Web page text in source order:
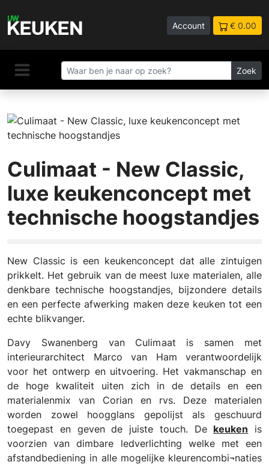
Account € 0.00
Zoek
Culimaat - New Classic,
luxe keukenconcept met
technische hoogstandjes
New Classic is een keukenconcept dat alle zintuigen
prikkelt. Het gebruik van de meest luxe materialen, alle
denkbare technische hoogstandjes, bijzondere details
en een perfecte afwerking maken deze keuken tot een
echte blikvanger.
Davy Swanenberg van Culimaat is samen met
interieurarchitect Marco van Ham verantwoordelijk
voor het ontwerp en uitvoering. Het vakmanschap en
de hoge kwaliteit uiten zich in de details en een
materialenmix van Corian en rvs. Deze materialen
worden zowel hoogglans gepolijst als geschuurd
toegepast en geven de juiste touch. De keuken is
voorzien van dimbare ledverlichting welke met een
afstandbediening in alle mogelijke kleurencombi¬naties